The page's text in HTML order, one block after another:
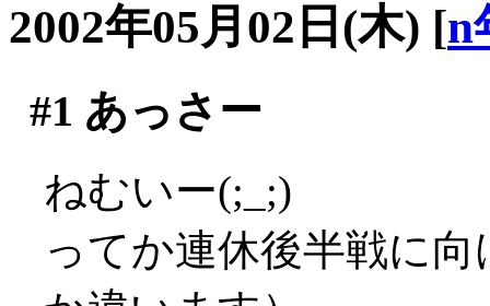
2002年05月02日(木) [n
#1 あっさー
ねむいー(;_;)
ってか連休後半戦に